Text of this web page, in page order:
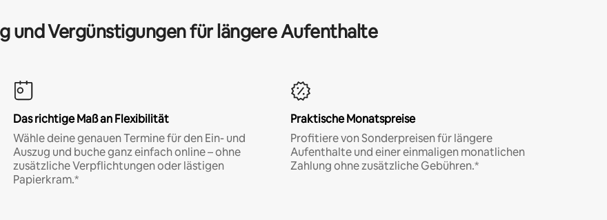
und Vergünstigungen für längere Aufenthalte
Das richtige Maß an Flexibilität
Wähle deine genauen Termine für den Ein- und
Auszug und buche ganz einfach online – ohne
zusätzliche Verpflichtungen oder lästigen
Papierkram.*
Praktische Monatspreise
Profitiere von Sonderpreisen für längere
Aufenthalte und einer einmaligen monatlichen
Zahlung ohne zusätzliche Gebühren.*